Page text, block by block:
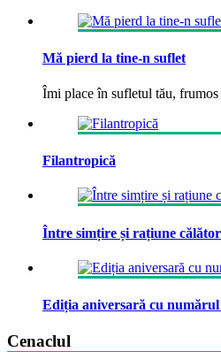
Mă pierd la tine-n suflet
Îmi place în sufletul tău,
Filantropică
Între simțire și rațiune
Ediția aniversară cu numărul
Cenaclul